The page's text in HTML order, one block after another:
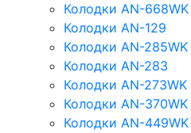
Колодки AN-668WK
Колодки AN-129
Колодки AN-285WK
Колодки AN-283
Колодки AN-273WK
Колодки AN-370WK
Колодки AN-449WK